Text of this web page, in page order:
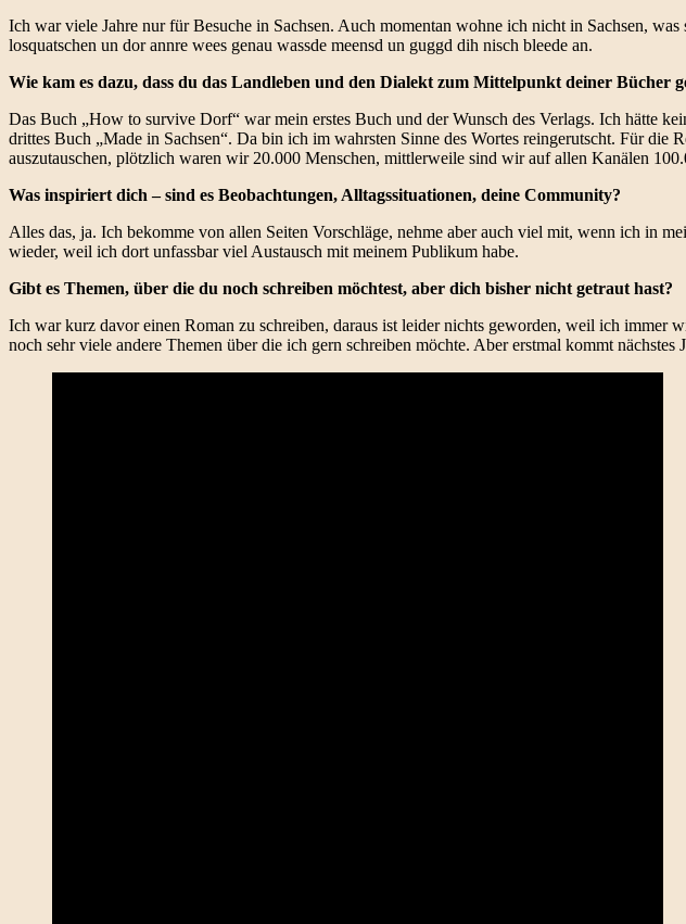
Ich war viele Jahre nur für Besuche in Sachsen. Auch momentan wohne ich nicht in Sachsen,
losquatschen un dor annre wees genau wassde meensd un guggd dih nisch bleede an.
Wie kam es dazu, dass du das Landleben und den Dialekt zum Mittelpunkt deiner Bücher
Das Buch „How to survive Dorf“ war mein erstes Buch und der Wunsch des Verlags. Ich hätte
drittes Buch „Made in Sachsen“. Da bin ich im wahrsten Sinne des Wortes reingerutscht. Für
auszutauschen, plötzlich waren wir 20.000 Menschen, mittlerweile sind wir auf allen Kanälen
Was inspiriert dich – sind es Beobachtungen, Alltagssituationen, deine Community?
Alles das, ja. Ich bekomme von allen Seiten Vorschläge, nehme aber auch viel mit, wenn ich in
wieder, weil ich dort unfassbar viel Austausch mit meinem Publikum habe.
Gibt es Themen, über die du noch schreiben möchtest, aber dich bisher nicht getraut hast?
Ich war kurz davor einen Roman zu schreiben, daraus ist leider nichts geworden, weil ich immer
noch sehr viele andere Themen über die ich gern schreiben möchte. Aber erstmal kommt nächstes